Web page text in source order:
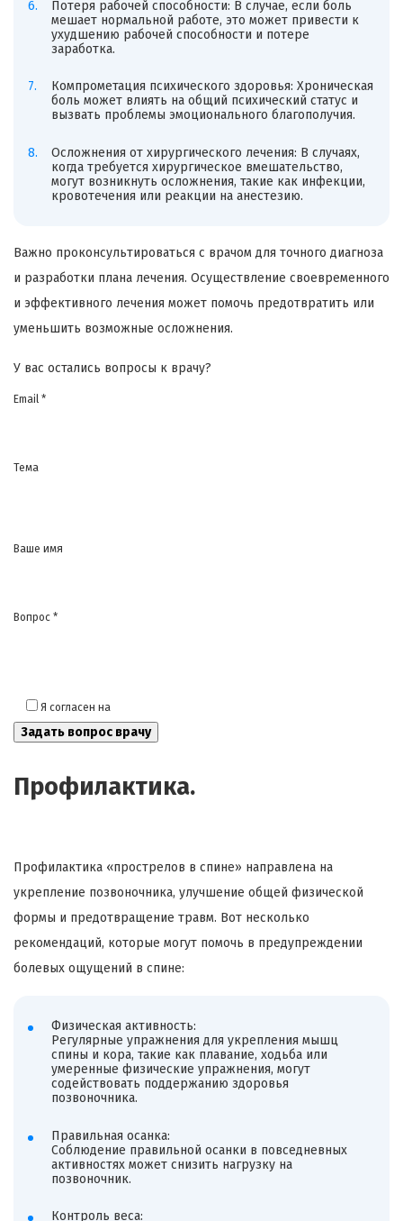
Потеря рабочей способности: В случае, если боль
мешает нормальной работе, это может привести к
ухудшению рабочей способности и потере
заработка.
Компрометация психического здоровья: Хроническая
боль может влиять на общий психический статус и
вызвать проблемы эмоционального благополучия.
Осложнения от хирургического лечения: В случаях,
когда требуется хирургическое вмешательство,
могут возникнуть осложнения, такие как инфекции,
кровотечения или реакции на анестезию.
Важно проконсультироваться с врачом для точного диагноза
и разработки плана лечения. Осуществление своевременного
и эффективного лечения может помочь предотвратить или
уменьшить возможные осложнения.
У вас остались вопросы к врачу?
Email *
Тема
Ваше имя
Вопрос *
Я согласен на
Профилактика.
Профилактика «прострелов в спине» направлена на
укрепление позвоночника, улучшение общей физической
формы и предотвращение травм. Вот несколько
рекомендаций, которые могут помочь в предупреждении
болевых ощущений в спине:
Физическая активность:
Регулярные упражнения для укрепления мышц
спины и кора, такие как плавание, ходьба или
умеренные физические упражнения, могут
содействовать поддержанию здоровья
позвоночника.
Правильная осанка:
Соблюдение правильной осанки в повседневных
активностях может снизить нагрузку на
позвоночник.
Контроль веса: